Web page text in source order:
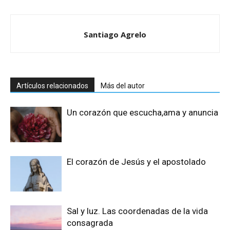
Santiago Agrelo
Artículos relacionados Más del autor
Un corazón que escucha,ama y anuncia
El corazón de Jesús y el apostolado
Sal y luz. Las coordenadas de la vida
consagrada